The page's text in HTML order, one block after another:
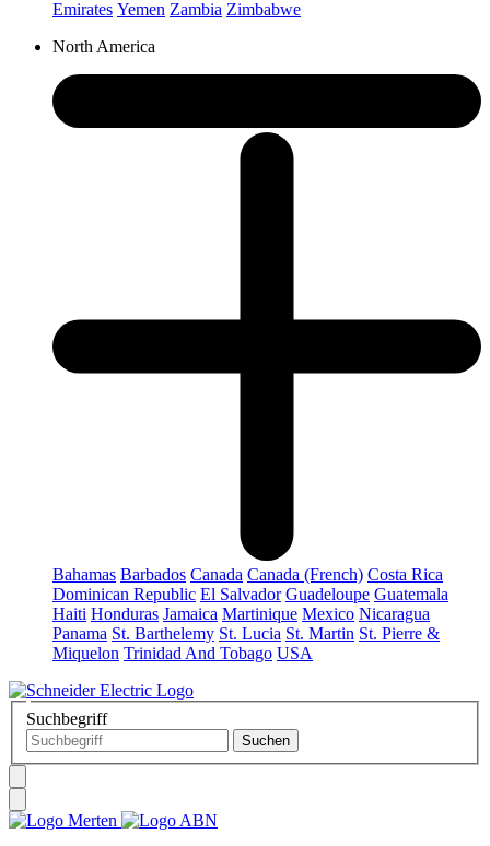
Emirates Yemen Zambia Zimbabwe
North America
Bahamas Barbados Canada Canada (French) Costa Rica
Dominican Republic El Salvador Guadeloupe Guatemala
Haiti Honduras Jamaica Martinique Mexico Nicaragua
Panama St. Barthelemy St. Lucia St. Martin St. Pierre &
Miquelon Trinidad And Tobago USA
Suchbegriff